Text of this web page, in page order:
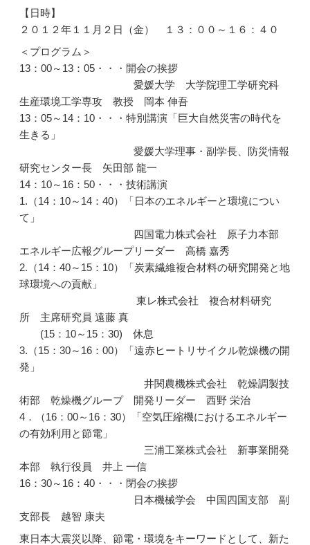
【日時】
２０１２年１１月２日（金） １３：００～１６：４０
＜プログラム＞
13：00～13：05・・・開会の挨拶
愛媛大学 大学院理工学研究科
生産環境工学専攻 教授 岡本 伸吾
13：05～14：10・・・特別講演「巨大自然災害の時代を
生きる」
愛媛大学理事・副学長、防災情報
研究センター長 矢田部 龍一
14：10～16：50・・・技術講演
1.（14：10～14：40）「日本のエネルギーと環境につい
て」
四国電力株式会社 原子力本部
エネルギー広報グループリーダー 高橋 嘉秀
2.（14：40～15：10）「炭素繊維複合材料の研究開発と地
球環境への貢献」
東レ株式会社 複合材料研究
所 主席研究員 遠藤 真
(15：10～15：30) 休息
3.（15：30～16：00）「遠赤ヒートリサイクル乾燥機の開
発」
井関農機株式会社 乾燥調製技
術部 乾燥機グループ 開発リーダー 西野 栄治
4．（16：00～16：30）「空気圧縮機におけるエネルギー
の有効利用と節電」
三浦工業株式会社 新事業開発
本部 執行役員 井上 一信
16：30～16：40・・・閉会の挨拶
日本機械学会 中国四国支部 副
支部長 越智 康夫
東日本大震災以降、節電・環境をキーワードとして、新た